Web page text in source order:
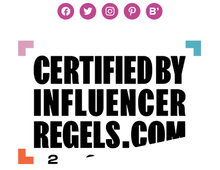
facebooktwitter instagrampinterestbloglovin